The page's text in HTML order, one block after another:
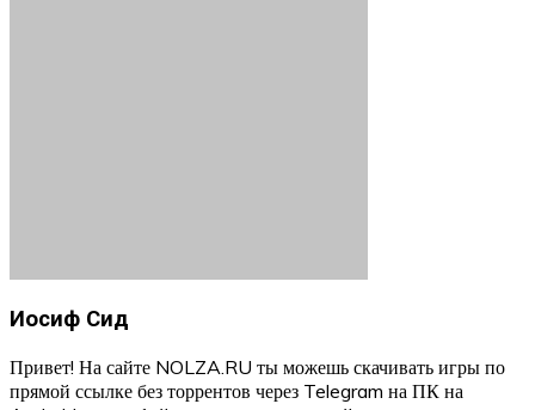
Иосиф Сид
Привет! На сайте NOLZA.RU ты можешь скачивать игры по
прямой ссылке без торрентов через Telegram на ПК на